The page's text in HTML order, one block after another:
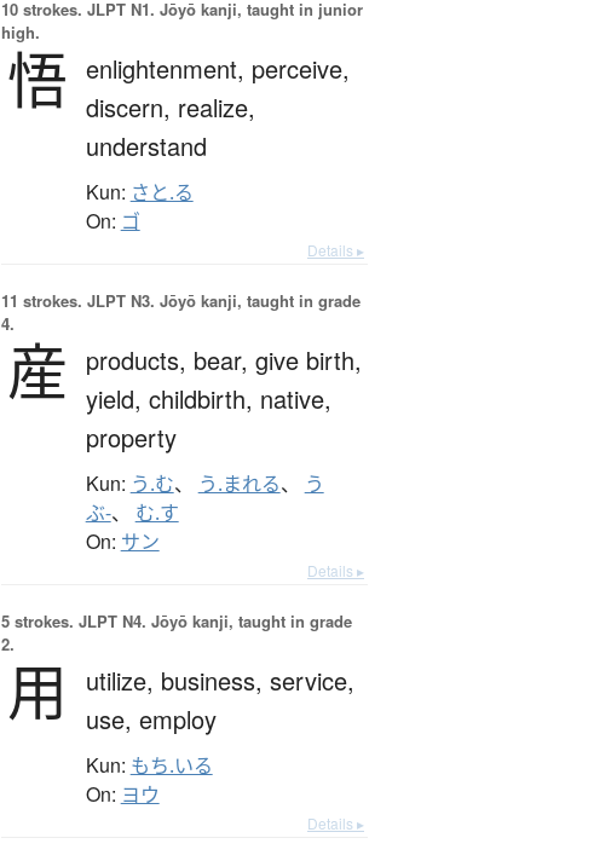
10 strokes. JLPT N1. Jōyō kanji, taught in junior
high.
悟 enlightenment, perceive,
discern, realize,
understand
Kun: さと.る
On: ゴ
Details ▸
11 strokes. JLPT N3. Jōyō kanji, taught in grade
4.
産 products, bear, give birth,
yield, childbirth, native,
property
Kun: う.む、 う.まれる、
う
ぶ-、 む.す
On: サン
Details ▸
5 strokes. JLPT N4. Jōyō kanji, taught in grade
2.
用 utilize, business, service,
use, employ
Kun: もち.いる
On: ヨウ
Details ▸